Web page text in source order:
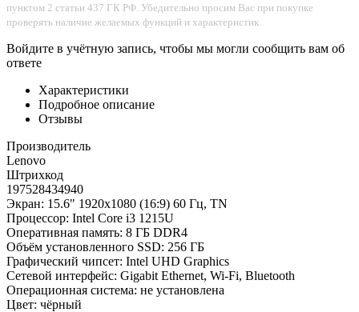
пунктом 2 статьи 437 ГК РФ. Убедительно просим Вас при покупке
проверять наличие желаемых функций и характеристик.
Войдите в учётную запись, чтобы мы могли сообщить вам об
ответе
Характеристики
Подробное описание
Отзывы
Производитель
Lenovo
Штрихкод
197528434940
Экран: 15.6" 1920x1080 (16:9) 60 Гц, TN
Процессор: Intel Core i3 1215U
Оперативная память: 8 ГБ DDR4
Объём установленного SSD: 256 ГБ
Графический чипсет: Intel UHD Graphics
Сетевой интерфейс: Gigabit Ethernet, Wi-Fi, Bluetooth
Операционная система: не установлена
Цвет: чёрный